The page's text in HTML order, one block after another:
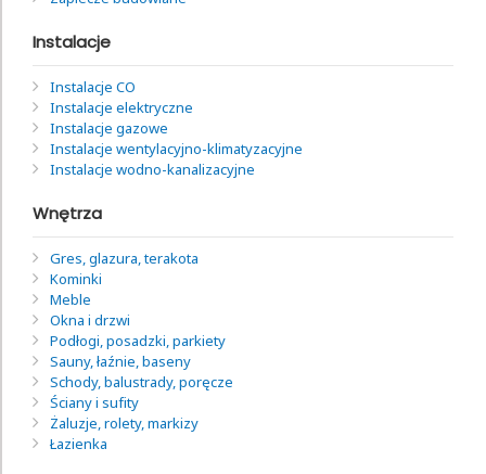
Instalacje
Instalacje CO
Instalacje elektryczne
Instalacje gazowe
Instalacje wentylacyjno-klimatyzacyjne
Instalacje wodno-kanalizacyjne
Wnętrza
Gres, glazura, terakota
Kominki
Meble
Okna i drzwi
Podłogi, posadzki, parkiety
Sauny, łaźnie, baseny
Schody, balustrady, poręcze
Ściany i sufity
Żaluzje, rolety, markizy
Łazienka